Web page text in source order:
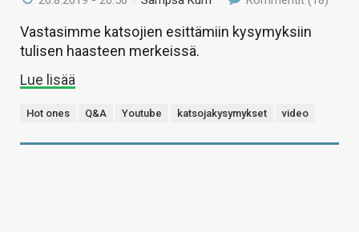
Vastasimme katsojien esittämiin kysymyksiin
tulisen haasteen merkeissä.
Lue lisää
Hot ones Q&A Youtube katsojakysymykset video